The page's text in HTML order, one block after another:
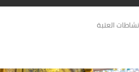
نشاطات العتبة